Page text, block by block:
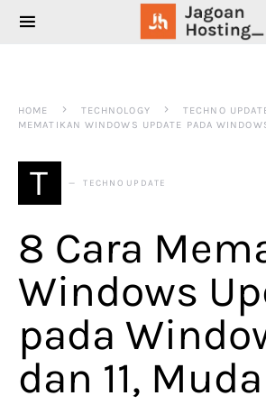
SEARCH FOR:
HOME TECHNOLOGY TECHNO
MEMATIKAN WINDOWS UPDATE PADA
T TECHNO UPDATE
8 Cara
Windows
pada
dan 11,